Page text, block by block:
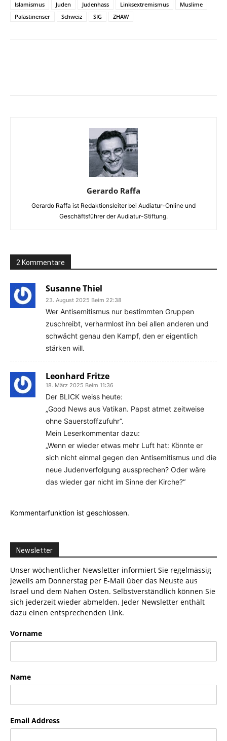
Islamismus
Juden Judenhass Linksextremismus
Muslime
Palästinenser
Schweiz SIG ZHAW
Gerardo Raffa
Gerardo Raffa ist Redaktionsleiter bei Audiatur-Online und
Geschäftsführer der Audiatur-Stiftung.
2 Kommentare
Susanne Thiel
23. August 2025 Beim 22:38
Wer Antisemitismus nur bestimmten Gruppen
zuschreibt, verharmlost ihn bei allen anderen und
schwächt genau den Kampf, den er eigentlich
stärken will.
Leonhard Fritze
18. März 2025 Beim 11:36
Der BLICK weiss heute:
„Good News aus Vatikan. Papst atmet zeitweise
ohne Sauerstoffzufuhr“.
Mein Leserkommentar dazu:
„Wenn er wieder etwas mehr Luft hat: Könnte er
sich nicht einmal gegen den Antisemitismus und die
neue Judenverfolgung aussprechen? Oder wäre
das wieder gar nicht im Sinne der Kirche?“
Kommentarfunktion ist geschlossen.
Newsletter
Unser wöchentlicher Newsletter informiert Sie regelmässig
jeweils am Donnerstag per E-Mail über das Neuste aus
Israel und dem Nahen Osten. Selbstverständlich können Sie
sich jederzeit wieder abmelden. Jeder Newsletter enthält
dazu einen entsprechenden Link.
Vorname
Name
Email Address